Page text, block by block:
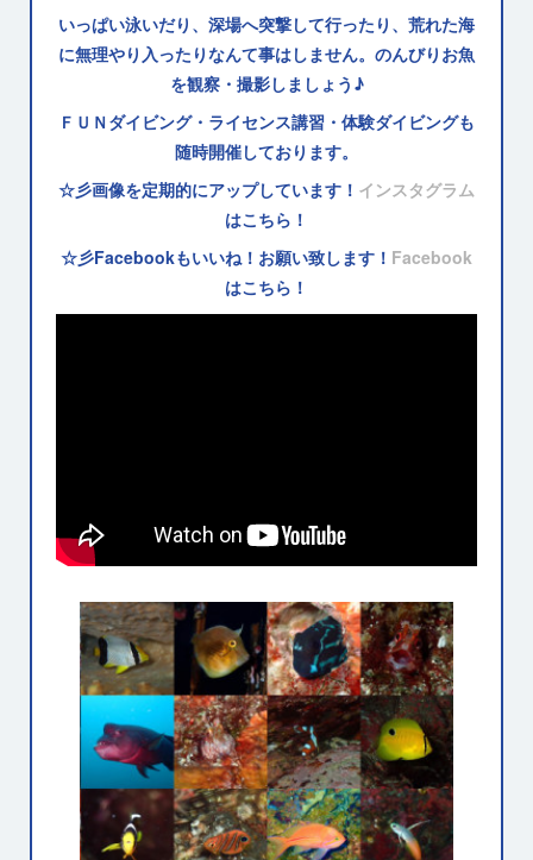
いっぱい泳いだり、深場へ突撃して行ったり、荒れた海
に無理やり入ったりなんて事はしません。のんびりお魚
を観察・撮影しましょう♪
ＦＵＮダイビング・ライセンス講習・体験ダイビングも
随時開催しております。
☆彡画像を定期的にアップしています！ インスタグラム
はこちら！
☆彡Facebookもいいね！お願い致します！ Facebook
はこちら！